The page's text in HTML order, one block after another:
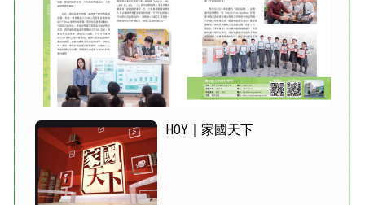
HOY｜家國天下